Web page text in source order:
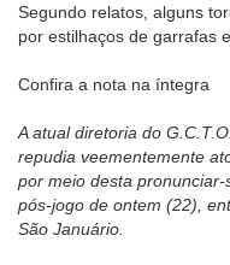
Segundo relatos, alguns
por estilhaços de garrafas
Confira a nota na íntegra
A atual diretoria do
repudia veementemente
por meio desta
pós-jogo de ontem (22),
São Januário.